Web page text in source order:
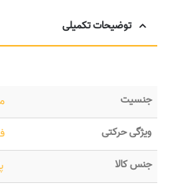
توضیحات تکمیلی
جنسیت
ویژگی حرکتی
جنس کالا